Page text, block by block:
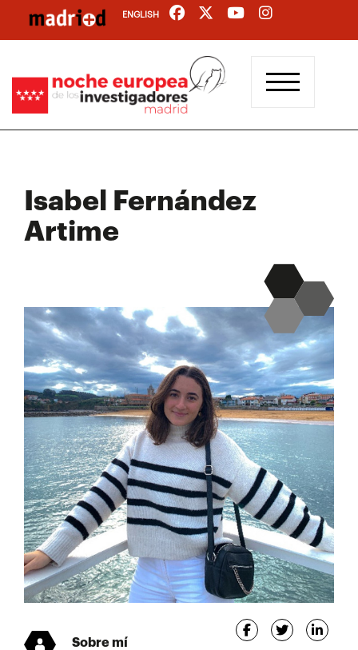
contenido
ENGLISH
Isabel Fernández
Artime
Sobre mí